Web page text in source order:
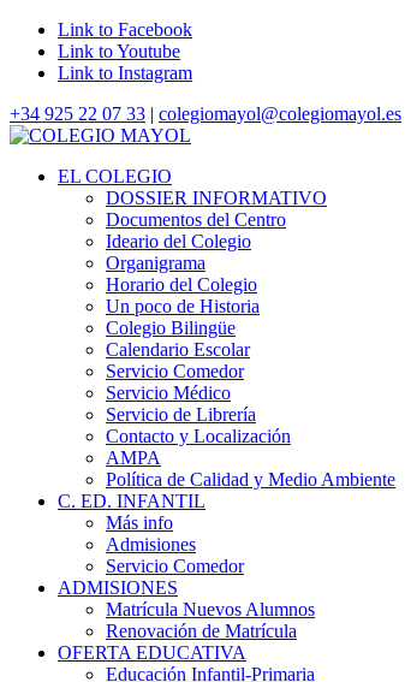
Link to Facebook
Link to Youtube
Link to Instagram
+34 925 22 07 33 | colegiomayol@colegiomayol.es
EL COLEGIO
DOSSIER INFORMATIVO
Documentos del Centro
Ideario del Colegio
Organigrama
Horario del Colegio
Un poco de Historia
Colegio Bilingüe
Calendario Escolar
Servicio Comedor
Servicio Médico
Servicio de Librería
Contacto y Localización
AMPA
Política de Calidad y Medio Ambiente
C. ED. INFANTIL
Más info
Admisiones
Servicio Comedor
ADMISIONES
Matrícula Nuevos Alumnos
Renovación de Matrícula
OFERTA EDUCATIVA
Educación Infantil-Primaria